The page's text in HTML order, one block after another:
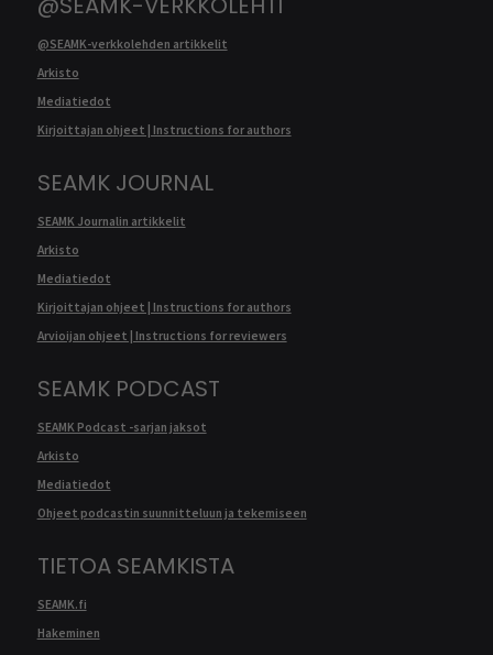
@SEAMK-verkkolehden artikkelit
Arkisto
Mediatiedot
Kirjoittajan ohjeet | Instructions for authors
SEAMK JOURNAL
SEAMK Journalin artikkelit
Arkisto
Mediatiedot
Kirjoittajan ohjeet | Instructions for authors
Arvioijan ohjeet | Instructions for reviewers
SEAMK PODCAST
SEAMK Podcast -sarjan jaksot
Arkisto
Mediatiedot
Ohjeet podcastin suunnitteluun ja tekemiseen
TIETOA SEAMKISTA
SEAMK.fi
Hakeminen